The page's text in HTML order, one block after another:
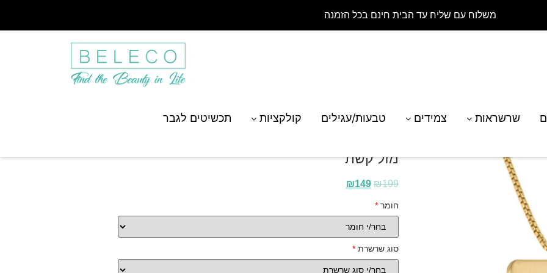
משלוח עם שליח עד הבית חינם בכל הזמנה
שרשראות צמידים טבעות/עגילים קולקציות תכשיטים לגבר תליון מרובע עם חריטת קבוצת כוכבים – מזל קשת
מזל קשת
₪199
₪149
חומר*
סוג שרשרת*